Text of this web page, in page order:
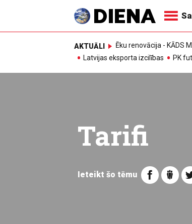
AKTUĀLI Ēku renovācija - KĀDS
Latvijas eksporta izcilības
PK
Tarifi
Ieteikt šo tēmu